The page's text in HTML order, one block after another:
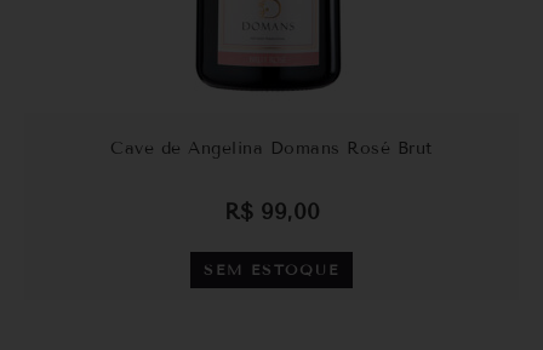
Cave de Angelina Domans Rosé Brut
R$99,00
SEM ESTOQUE